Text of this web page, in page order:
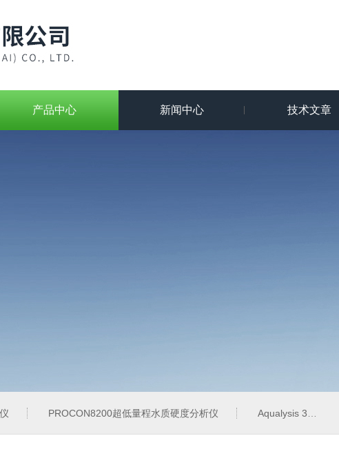
产品中心 新闻中心 技术文章
PROCON8200超低量程水质硬度分析仪 Aqualysis 300饮用水管网在线余氯总氯分析仪